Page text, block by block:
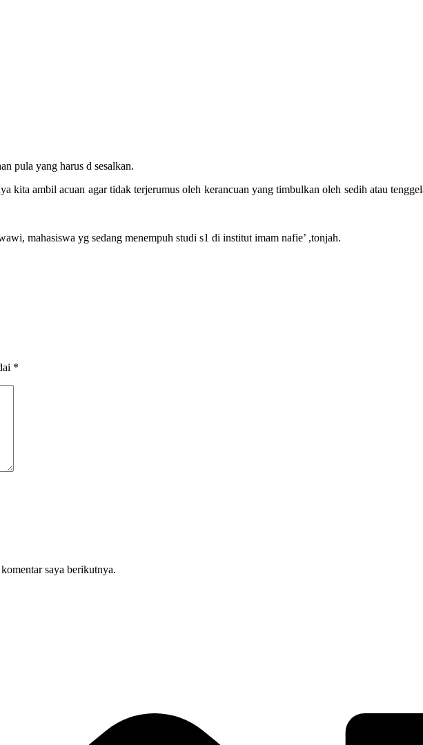
pula yang harus d sesalkan.
kita ambil acuan agar tidak terjerumus oleh kerancuan yang timbulkan oleh sedih atau
mahasiswa yg sedang menempuh studi s1 di institut imam nafie’ ,tonjah.
*
saya berikutnya.